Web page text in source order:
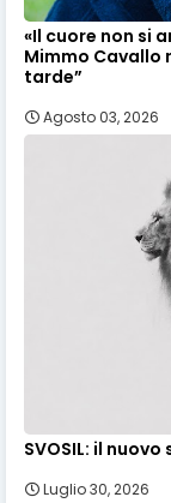
«Il cuore non si
Mimmo Cavallo
tarde”
Agosto 03, 2026
SVOSIL: il nuovo
Luglio 30, 2026